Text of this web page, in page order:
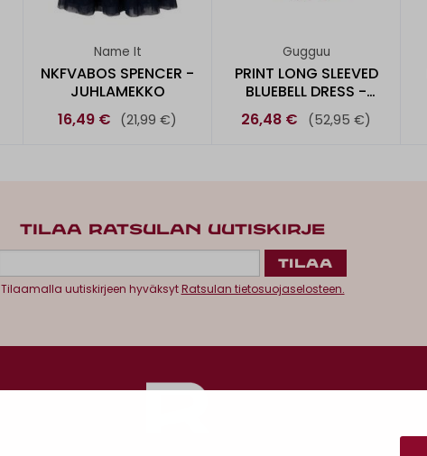
Name It
NKFVABOS SPENCER -
JUHLAMEKKO
16,49 € (21,99 €)
Gugguu
PRINT LONG SLEEVED
BLUEBELL DRESS -
MEKKO
26,48 € (52,95 €)
TILAA RATSULAN UUTISKIRJE
Tilaamalla uutiskirjeen hyväksytRatsulan tietosuojaselosteen.